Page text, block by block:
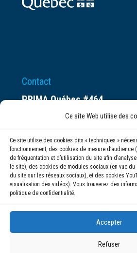
Ce site Web utilise des
Ce site utilise des cookies dits « techniques »
fonctionnement, des cookies de mesure
de fréquentation et d’utilisation du site afin
le site), des cookies de modules sociaux (en vue du
du site sur les réseaux sociaux), et des cookies
visualisation des vidéos). Vous trouverez des
politique de confidentialité.
Accepter
Refuser
Contact
PRIMA Québec #464
Espace ax.c
Montréal (QC) H3C 0B4
(514) 284-0211